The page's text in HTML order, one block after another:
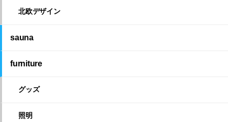
北欧デザイン
sauna
furniture
グッズ
照明